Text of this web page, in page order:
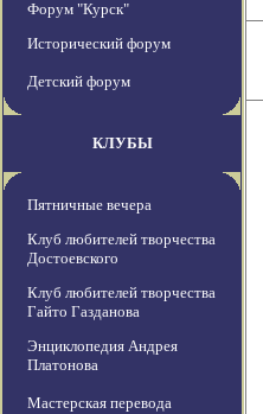
Форум "Курск"
Исторический форум
Детский форум
КЛУБЫ
Пятничные вечера
Клуб любителей творчества
Достоевского
Клуб любителей творчества
Гайто Газданова
Энциклопедия Андрея
Платонова
Мастерская перевода